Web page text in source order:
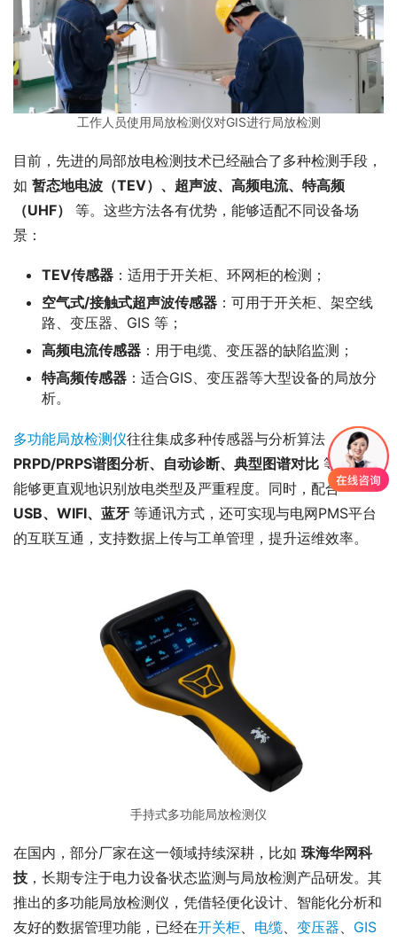
工作人员使用局放检测仪对GIS进行局放检测
目前，先进的局部放电检测技术已经融合了多种检测手段，
如 暂态地电波（TEV）、超声波、高频电流、特高频
（UHF）
等。这些方法各有优势，能够适配不同设备场
景：
TEV传感器 ：适用于开关柜、环网柜的检测；
空气式/接触式超声波传感器 ：可用于开关柜、架空线
路、变压器、GIS 等；
高频电流传感器 ：用于电缆、变压器的缺陷监测；
特高频传感器 ：适合GIS、变压器等大型设备的局放分
析。
多功能局放检测仪
往往集成多种传感器与分析算法，具备
PRPD/PRPS谱图分析、自动诊断、典型图谱对比 等功能，
能够更直观地识别放电类型及严重程度。同时，配合
USB、WIFI、蓝牙 等通讯方式，还可实现与电网PMS平台
的互联互通，支持数据上传与工单管理，提升运维效率。
手持式多功能局放检测仪
在国内，部分厂家在这一领域持续深耕，比如 珠海华网科
技 ，长期专注于电力设备状态监测与局放检测产品研发。其
推出的多功能局放检测仪，凭借轻便化设计、智能化分析和
友好的数据管理功能，已经在开关柜、 电缆、 变压器、 GIS